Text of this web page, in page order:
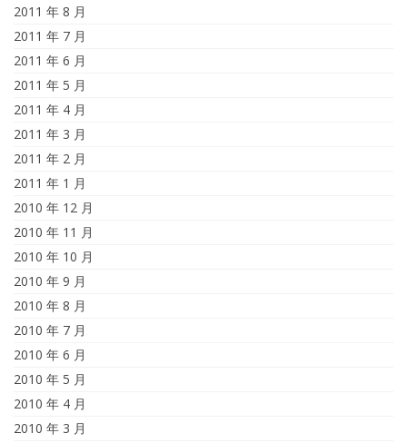
2011 年 8 月
2011 年 7 月
2011 年 6 月
2011 年 5 月
2011 年 4 月
2011 年 3 月
2011 年 2 月
2011 年 1 月
2010 年 12 月
2010 年 11 月
2010 年 10 月
2010 年 9 月
2010 年 8 月
2010 年 7 月
2010 年 6 月
2010 年 5 月
2010 年 4 月
2010 年 3 月